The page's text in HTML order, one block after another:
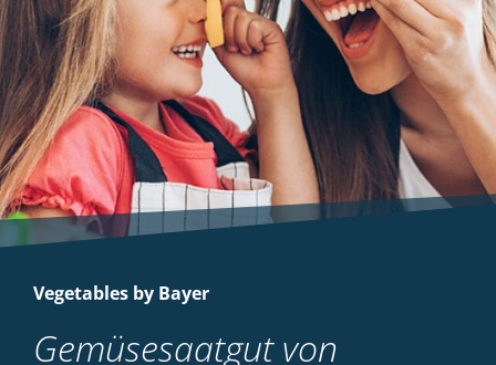
Vegetables by Bayer
Gemüsesaatgut von